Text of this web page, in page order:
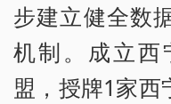
步建立健全数
机制。成立西
盟，授牌1家西